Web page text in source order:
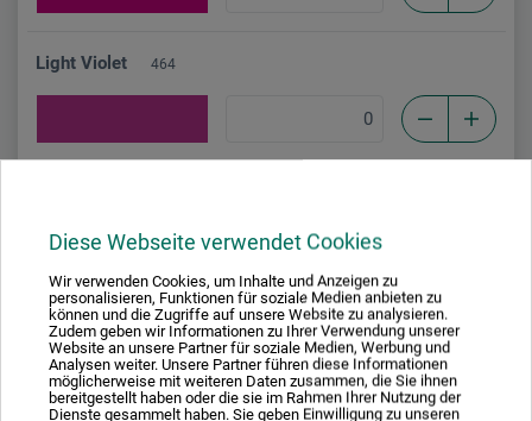
Diese Webseite verwendet Cookies
Wir verwenden Cookies, um Inhalte und Anzeigen zu
personalisieren, Funktionen für soziale Medien anbieten zu
können und die Zugriffe auf unsere Website zu analysieren.
Zudem geben wir Informationen zu Ihrer Verwendung unserer
Website an unsere Partner für soziale Medien, Werbung und
Analysen weiter. Unsere Partner führen diese Informationen
möglicherweise mit weiteren Daten zusammen, die Sie ihnen
bereitgestellt haben oder die sie im Rahmen Ihrer Nutzung der
Dienste gesammelt haben. Sie geben Einwilligung zu unseren
Light Violet 464
Cobalt Blue 552